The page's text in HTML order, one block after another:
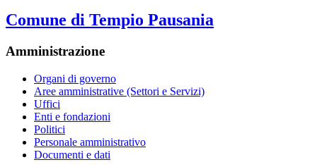
Comune di Tempio Pausania
Amministrazione
Organi di governo
Aree amministrative (Settori e Servizi)
Uffici
Enti e fondazioni
Politici
Personale amministrativo
Documenti e dati